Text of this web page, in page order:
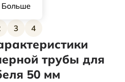
Больше
страница
Страница
3
Страница
4
трубы для
50 мм